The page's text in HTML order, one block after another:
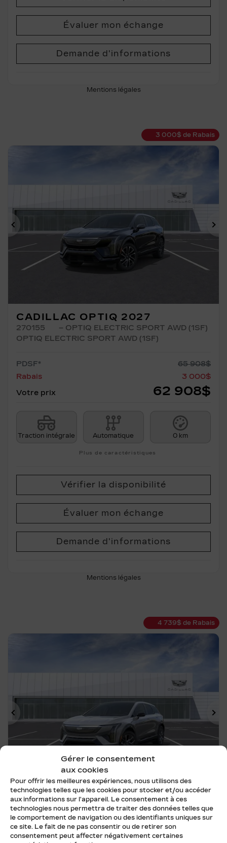
Gérer le consentement
aux cookies
Pour offrir les meilleures expériences, nous utilisons des
technologies telles que les cookies pour stocker et/ou accéder
aux informations sur l'appareil. Le consentement à ces
technologies nous permettra de traiter des données telles que
le comportement de navigation ou des identifiants uniques sur
ce site. Le fait de ne pas consentir ou de retirer son
consentement peut affecter négativement certaines
Évaluer mon échange
Demande d'informations
Mentions légales
3 000$ de Rabais
Précédent
CADILLAC OPTIQ 2027
270155
– OPTIQ ELECTRIC SPORT AWD (1SF)
OPTIQ ELECTRIC SPORT AWD (1SF)
PDSF* 65 908$
Rabais
3 000$
Votre prix
62 908$
Traction intégrale Automatique 0 km
Plus de caractéristiques
Vérifier la disponibilité
Évaluer mon échange
Demande d'informations
Mentions légales
4 739$ de Rabais
Précédent
CADILLAC OPTIQ 2026
260483
– OPTIQ ELECTRIC LUXURY AWD
(1SC)
OPTIQ ELECTRIC LUXURY AWD (1SC)